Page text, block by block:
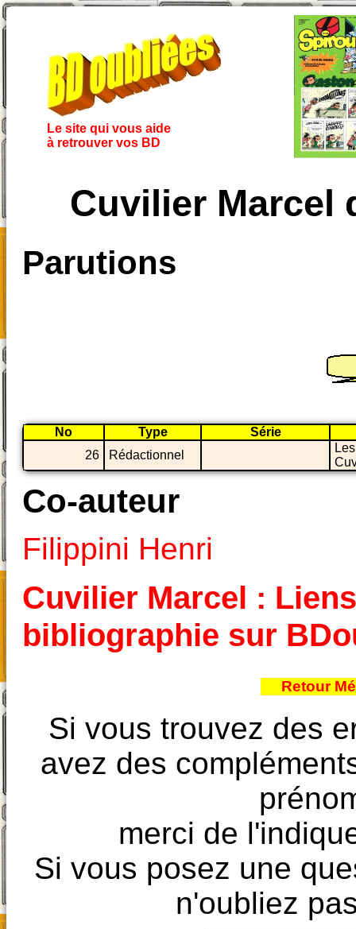
Le site qui vous aide
à retrouver vos BD
Cuvilier Marcel
Parutions
No Type
Série
26
Rédactionnel
Co-auteur
Filippini Henri
Cuvilier Marcel :
bibliographie sur
Retour
Si vous trouvez des
avez des
merci de
Si vous posez une
n'oubliez